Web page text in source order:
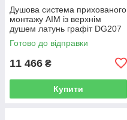
Душова система прихованого
монтажу AIM із верхнім
душем латунь графіт DG207
gun grey
Готово до відправки
11 466 ₴
Купити